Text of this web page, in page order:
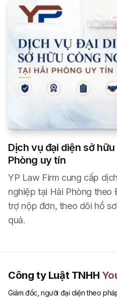
Dịch vụ đại diện sở
Phòng uy tín
YP Law Firm cung cấp
nghiệp tại Hải Phòng theo
trợ nộp đơn, theo dõi hồ
quả.
Công ty Luật TNHH
Giám đốc, người đại diện theo